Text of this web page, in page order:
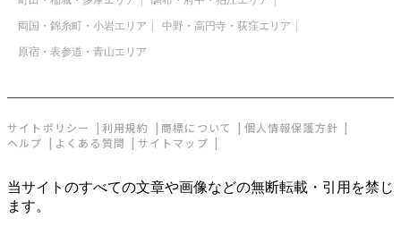
両国・錦糸町・小岩エリア 中野・高円寺・荻窪エリア
原宿・表参道・青山エリア
サイトポリシー 利用規約 商標について
個人情報保護方針
ヘルプ
よくある質問 サイトマップ
当サイトのすべての文章や画像などの無断転載・引用を禁じ
ます。